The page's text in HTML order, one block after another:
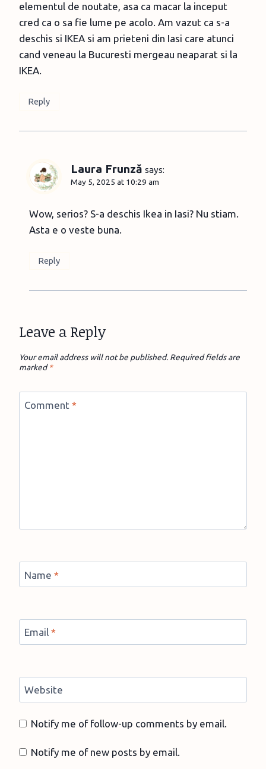
elementul de noutate, asa ca macar la inceput
cred ca o sa fie lume pe acolo. Am vazut ca s-a
deschis si IKEA si am prieteni din Iasi care atunci
cand veneau la Bucuresti mergeau neaparat si la
IKEA.
Reply
Laura Frunză says:
May 5, 2025 at 10:29 am
Wow, serios? S-a deschis Ikea in Iasi? Nu stiam.
Asta e o veste buna.
Reply
Leave a Reply
Your email address will not be published. Required fields are
marked*
Comment *
Name *
Email *
Website
Notify me of follow-up comments by email.
Notify me of new posts by email.